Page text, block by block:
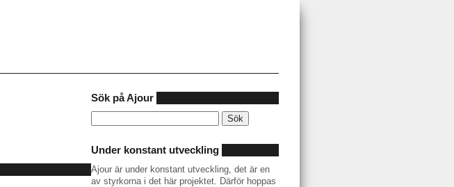
Sök på Ajour
efter:
Under konstant utveckling
Ajour är under konstant utveckling, det är en
av styrkorna i det här projektet. Därför hoppas